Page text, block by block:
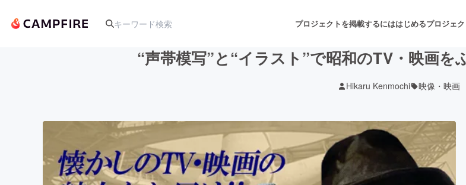
プロジェクトを掲載するにははじめるプロジェ
アート・写真 音楽 舞台・
テクノロジー・ガジェット ゲーム・サービス開発 フード
“声帯模写”と“イラスト”で昭和のTV・映画
Hikaru Kenmochi 映像・映画